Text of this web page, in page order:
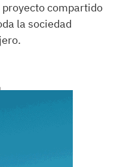
proyecto compartido
la sociedad